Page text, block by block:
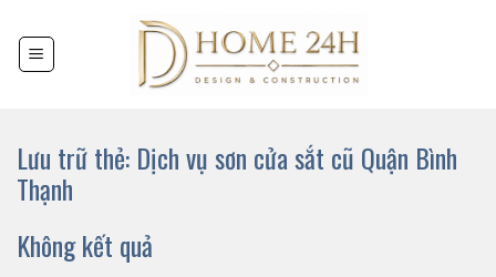
đến
nội
Lưu trữ thẻ: Dịch vụ sơn cửa sắt cũ Quận Bình
Thạnh
Không kết quả